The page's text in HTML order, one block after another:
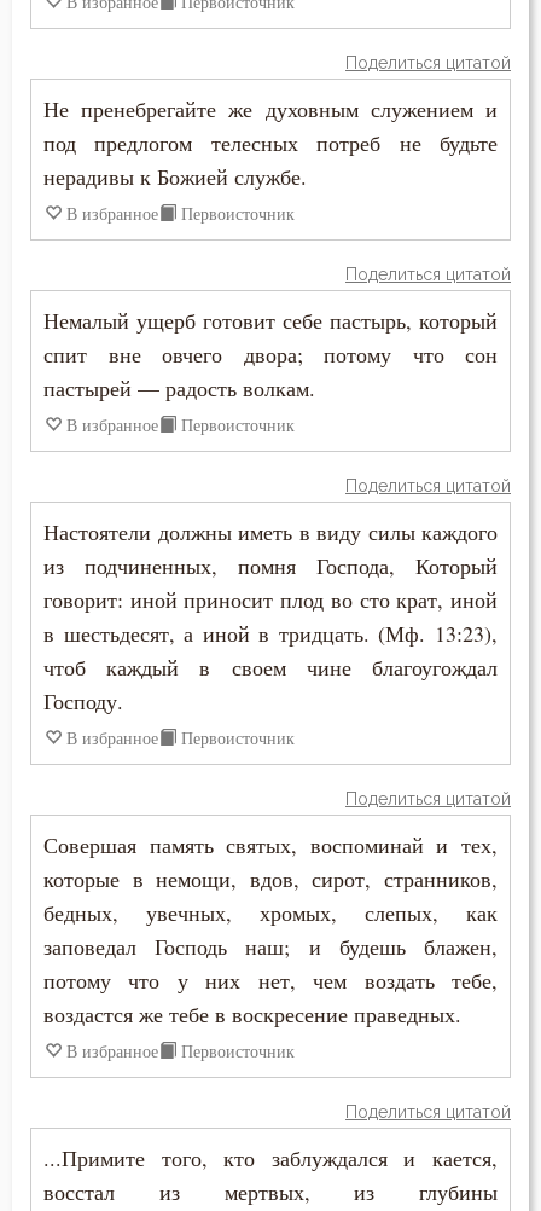
Гонение
Грех
Девство
Дело
Дети
Добро
Добродетель
Друг
Дух Святой
Духовная жизнь
Женщина
Жизнь
Жизнь вечная
Забота
Загробная жизнь
Феодор Студит
Феодор Эдесский
Феофан Затворник
Поделиться цитатой
Не пренебрегайте же духовным служением и
под предлогом телесных потреб не будьте
нерадивы к Божией службе.
В избранное Первоисточник
Поделиться цитатой
Немалый ущерб готовит себе пастырь, который
спит вне овчего двора; потому что сон
пастырей — радость волкам.
В избранное Первоисточник
Поделиться цитатой
Настоятели должны иметь в виду силы каждого
из подчиненных, помня Господа, Который
говорит: иной приносит плод во сто крат, иной
в шестьдесят, а иной в тридцать. (Мф. 13:23),
чтоб каждый в своем чине благоугождал
Господу.
В избранное Первоисточник
Поделиться цитатой
Совершая память святых, воспоминай и тех,
которые в немощи, вдов, сирот, странников,
бедных, увечных, хромых, слепых, как
заповедал Господь наш; и будешь блажен,
потому что у них нет, чем воздать тебе,
воздастся же тебе в воскресение праведных.
В избранное Первоисточник
Поделиться цитатой
...Примите того, кто заблуждался и кается,
восстал из мертвых, из глубины